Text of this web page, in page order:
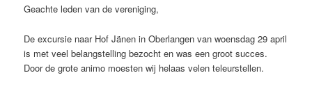
Geachte leden van de vereniging,
De excursie naar Hof Jänen in Oberlangen van woensdag 29 april
is met veel belangstelling bezocht en was een groot succes.
Door de grote animo moesten wij helaas velen teleurstellen.